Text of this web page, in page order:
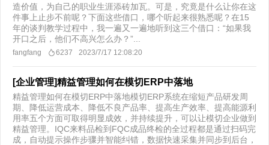
造价值，为自己的职业生涯添砖加瓦。可是，究竟是什么让你在这
件事上止步不前呢？下面这些借口，哪个听起来很熟悉呢？在15
年的谈判教学过程中，我一遍又一遍地听到这三个借口：“如果我
开口之后，他们不高兴怎么办？”...
fangfang 6237 2023/7/17 12:08:20
[企业管理]精益管理如何在模切ERP中落地
精益管理如何在模切ERP中落地模切ERP系统在缩短产品研发周
期、降低运营成本、降低不良产品率、提高生产效率、提高能源利
用率五个方面可取得明显成效，并持续提升，可以让模切企业做到
精益管理。IQC来料品检到FQC成品终检的全过程都是通过扫码完
成，自动提示操作步骤并智能纠错，数据快速采集并同步到后台，